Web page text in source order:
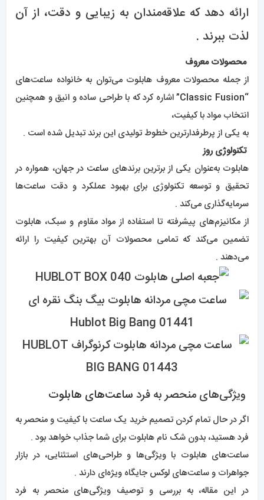
ارائه دهد که علاقه‌مندان به زیبایی و دقت، از آن
لذت ببرند .
محصولات معروف
از جمله محصولات معروف هابلوت می‌توان به خانواده ساعت‌های
“
Classic Fusion” اشاره کرد که با طراحی ساده و انیق و همچنین
انتخاب مواد با کیفیت،
به یکی از پرطرفدارترین خطوط تولیدی این برند تبدیل شده است .
تکنولوژی روز
هابلوت به‌عنوان یکی از برترین برندهای ساعت در جهان، همواره در
تحقیق و توسعه تکنولوژی برای بهبود عملکرد و دقت ساعت‌ها
سرمایه‌گذاری می‌کند .
از مکانیزم‌های پیشرفته تا استفاده از مواد مقاوم و سبک، هابلوت
تضمین می‌کند که تمامی محصولات آن بهترین کیفیت را ارائه
می‌دهند .
ویژگی‌های منحصر به فردساعت‌های هابلوت
اگر در حال تمام کردن تصمیم خرید یک ساعت با کیفیت و منحصر به
فرد هستید، بدون شک نام هابلوت برای شما جذاب خواهد بود .
ساعت‌های هابلوت با ویژگی‌ها و طراحی‌های استثنایی، در بازار
جواهرات و ساعت‌های لوکس جایگاه ویژه‌ای دارند .
در این مقاله، به بررسی و توصیف ویژگی‌های منحصر به فرد